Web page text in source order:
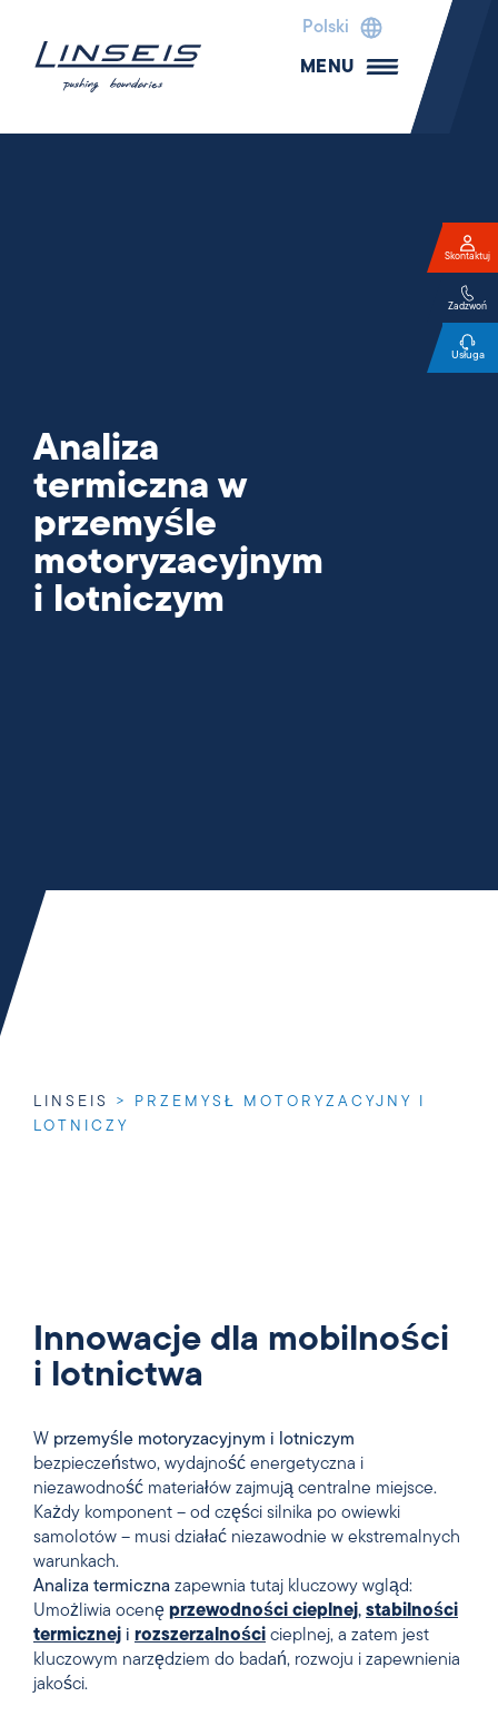
Polski
MENU
Analiza
termiczna w
przemyśle
motoryzacyjnym
i lotniczym
LINSEIS > PRZEMYSŁ MOTORYZACYJNY I
LOTNICZY
Innowacje dla mobilności
i lotnictwa
W przemyśle motoryzacyjnym i lotniczym
bezpieczeństwo, wydajność energetyczna i
niezawodność materiałów zajmują centralne miejsce.
Każdy komponent – od części silnika po owiewki
samolotów – musi działać niezawodnie w ekstremalnych
warunkach.
Analiza termiczna zapewnia tutaj kluczowy wgląd:
Umożliwia ocenę przewodności cieplnej, stabilności
termicznej i rozszerzalności cieplnej, a zatem jest
kluczowym narzędziem do badań, rozwoju i zapewnienia
jakości.
Skontaktuj
Zadzwoń
Usługa